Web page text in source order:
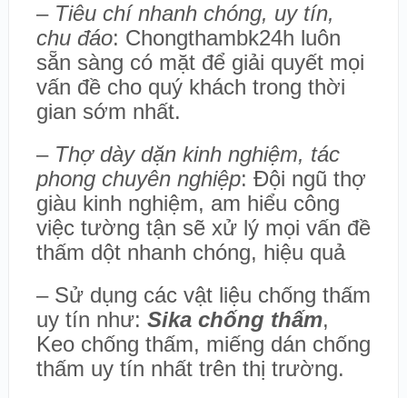
– Tiêu chí nhanh chóng, uy tín,
chu đáo: Chongthambk24h luôn
sẵn sàng có mặt để giải quyết mọi
vấn đề cho quý khách trong thời
gian sớm nhất.
– Thợ dày dặn kinh nghiệm, tác
phong chuyên nghiệp: Đội ngũ thợ
giàu kinh nghiệm, am hiểu công
việc tường tận sẽ xử lý mọi vấn đề
thấm dột nhanh chóng, hiệu quả
– Sử dụng các vật liệu chống thấm
uy tín như: Sika chống thấm,
Keo chống thấm, miếng dán chống
thấm uy tín nhất trên thị trường.